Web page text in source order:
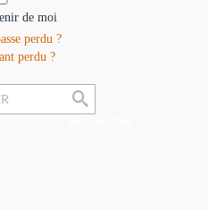
de moi
perdu ?
perdu ?